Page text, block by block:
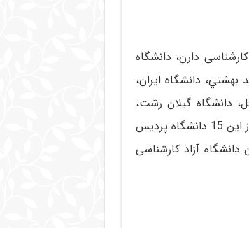
کارشناسی دارن، دانشگاه
دانشگاه ايران،
دانشگاه گیلان رشت،
کرمان، سمنان و زاهدان که سالانه حدود 400 نفر پذیرش دارند. بعضی از این 15 دانشگاه پردیس
آزاد کارشناسی